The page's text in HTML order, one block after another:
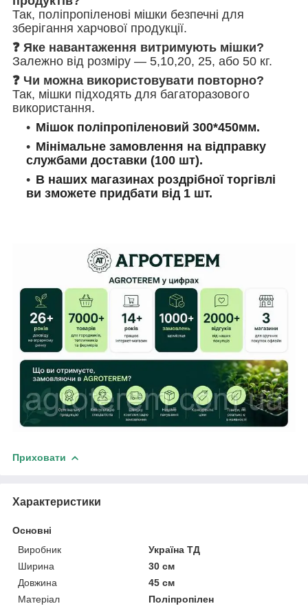
Так, поліпропіленові мішки безпечні для
зберігання харчової продукції.
❓ Яке навантаження витримують мішки?
Залежно від розміру — 5,10,20, 25, або 50 кг.
❓ Чи можна використовувати повторно?
Так, мішки підходять для багаторазового
використання.
Мішок поліпропіленовий 300*450мм.
Мінімальне замовлення на відправку
службами доставки (100 шт).
В наших магазинах роздрібної торгівлі
ви зможете придбати від 1 шт.
Приховати
Характеристики
Основні
Виробник
Україна ТД
Ширина
30 см
Довжина
45 см
Матеріал
Поліпропілен